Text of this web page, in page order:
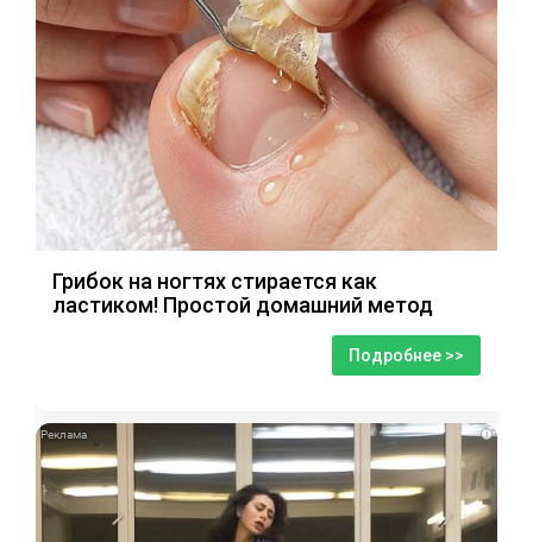
Грибок на ногтях стирается как
ластиком! Простой домашний метод
Подробнее >>
i